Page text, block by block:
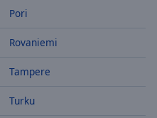
Pori
Rovaniemi
Tampere
Turku